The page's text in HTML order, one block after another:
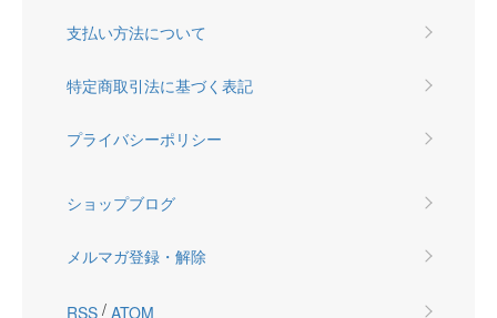
支払い方法について
特定商取引法に基づく表記
プライバシーポリシー
ショップブログ
メルマガ登録・解除
RSS / ATOM